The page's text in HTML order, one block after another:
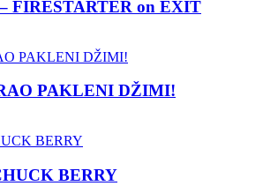
FIRESTARTER on EXIT
PAKLENI DŽIMI!
BERRY